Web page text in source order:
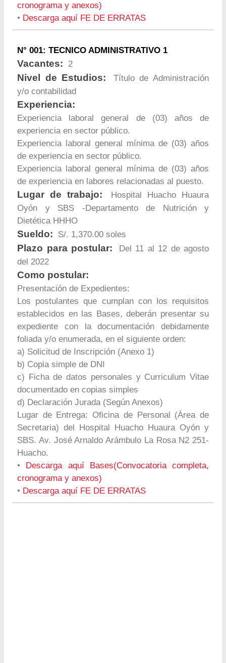
cronograma y anexos)
• Descarga aquí FE DE ERRATAS
N° 001: TECNICO ADMINISTRATIVO 1
Vacantes: 2
Nivel de Estudios:
Título de Administración
y/o contabilidad
Experiencia:
Experiencia laboral general de (03) años de
experiencia en sector público.
Experiencia laboral general mínima de (03) años
de experiencia en sector público.
Experiencia laboral general mínima de (03) años
de experiencia en labores relacionadas al puesto.
Lugar de trabajo:
Hospital Huacho Huaura
Oyón y SBS -Departamento de Nutrición y
Dietética HHHO
Sueldo: S/. 1,370.00 soles
Plazo para postular:
Del 11 al 12 de agosto
del 2022
Como postular:
Presentación de Expedientes:
Los postulantes que cumplan con los requisitos
establecidos en las Bases, deberán presentar su
expediente con la documentación debidamente
foliada y/o enumerada, en el siguiente orden:
a) Solicitud de Inscripción (Anexo 1)
b) Copia simple de DNI
c) Ficha de datos personales y Curriculum Vitae
documentado en copias simples
d) Declaración Jurada (Según Anexos)
Lugar de Entrega: Oficina de Personal (Área de
Secretaria) del Hospital Huacho Huaura Oyón y
SBS. Av. José Arnaldo Arámbulo La Rosa N2 251-
Huacho.
•
Descarga aquí Bases(Convocatoria completa,
cronograma y anexos)
• Descarga aquí FE DE ERRATAS